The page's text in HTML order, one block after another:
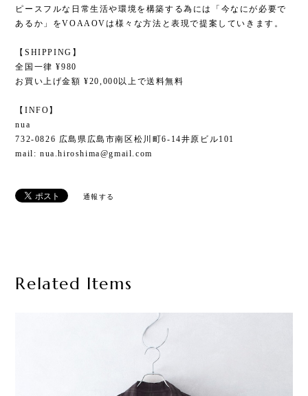
ピースフルな日常生活や環境を構築する為には「今なにが必要で
あるか」をVOAAOVは様々な方法と表現で提案していきます。
【SHIPPING】
全国一律 ¥980
お買い上げ金額 ¥20,000以上で送料無料
【INFO】
nua
732-0826 広島県広島市南区松川町6-14井原ビル101
mail: nua.hiroshima@gmail.com
通報する
Related Items